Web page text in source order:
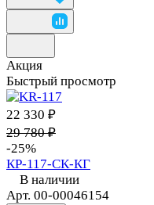
Акция
Быстрый просмотр
22 330 ₽
29 780 ₽
-25%
КР-117-СК-КГ
В наличии
Арт. 00-00046154